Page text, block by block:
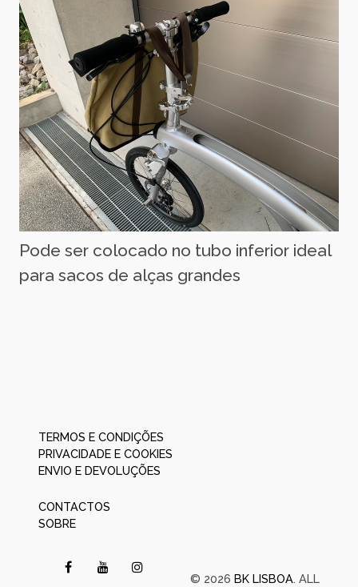
Pode ser colocado no tubo inferior ideal
para sacos de alças grandes
TERMOS E CONDIÇÕES
PRIVACIDADE E COOKIES
ENVIO E DEVOLUÇÕES
CONTACTOS
SOBRE
© 2026 BK LISBOA. ALL